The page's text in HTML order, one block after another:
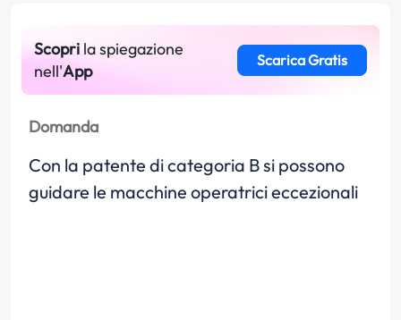
Scopri la spiegazione
nell'App
Scarica Gratis
Domanda
Con la patente di categoria B si possono
guidare le macchine operatrici eccezionali